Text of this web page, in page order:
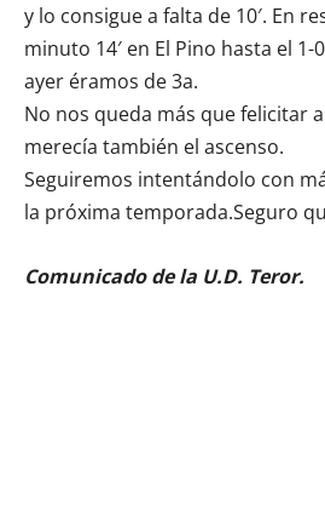
y lo consigue a falta de 10′. En
minuto 14′ en El Pino hasta el
ayer éramos de 3a.
No nos queda más que felicitar
merecía también el ascenso.
Seguiremos intentándolo con
la próxima temporada.Seguro
Comunicado de la U.D. Teror.